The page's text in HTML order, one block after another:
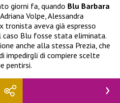
giorni fa, quando Blu Barbara
Volpe, Alessandra
tronista aveva già espresso
caso Blu fosse stata eliminata.
anche alla stessa Prezia, che
impedirgli di compiere scelte
pentirsi.
Brigante vuole